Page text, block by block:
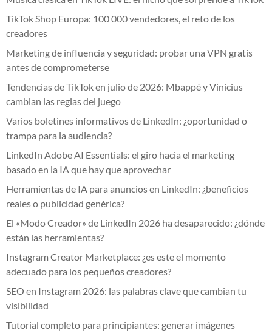
TikTok Shop Europa: 100 000 vendedores, el reto de los
creadores
Marketing de influencia y seguridad: probar una VPN gratis
antes de comprometerse
Tendencias de TikTok en julio de 2026: Mbappé y Vinícius
cambian las reglas del juego
Varios boletines informativos de LinkedIn: ¿oportunidad o
trampa para la audiencia?
LinkedIn Adobe AI Essentials: el giro hacia el marketing
basado en la IA que hay que aprovechar
Herramientas de IA para anuncios en LinkedIn: ¿beneficios
reales o publicidad genérica?
El «Modo Creador» de LinkedIn 2026 ha desaparecido: ¿dónde
están las herramientas?
Instagram Creator Marketplace: ¿es este el momento
adecuado para los pequeños creadores?
SEO en Instagram 2026: las palabras clave que cambian tu
visibilidad
Tutorial completo para principiantes: generar imágenes